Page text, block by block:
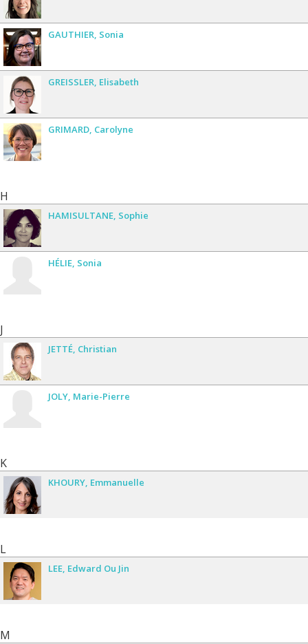
GAUTHIER Sonia
GREISSLER Elisabeth
GRIMARD Carolyne
H
HAMISULTANE Sophie
HÉLIE Sonia
J
JETTÉ Christian
JOLY Marie-Pierre
K
KHOURY Emmanuelle
L
LEE Edward Ou Jin
M